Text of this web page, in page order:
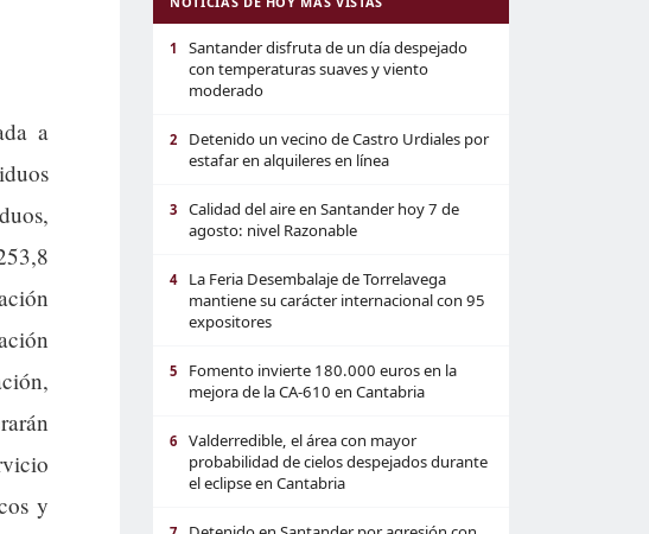
a
y
1
Santander disfruta de un día despejado
con temperaturas suaves y viento
moderado
2
Detenido un vecino de Castro Urdiales por
estafar en alquileres en línea
3
Calidad del aire en Santander hoy 7 de
agosto: nivel Razonable
4
La Feria Desembalaje de Torrelavega
mantiene su carácter internacional con 95
expositores
5
Fomento invierte 180.000 euros en la
mejora de la CA-610 en Cantabria
6
Valderredible, el área con mayor
probabilidad de cielos despejados durante
el eclipse en Cantabria